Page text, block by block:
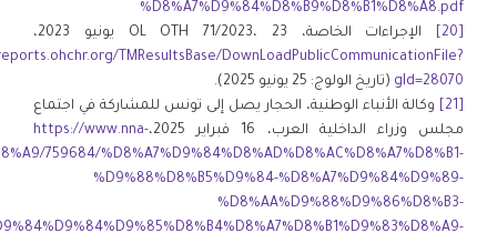
%D8%A7%D9%84%D8%B9%D8%B1%D8%A8.pdf
[20]
الإجراءات الخاصة، OL OTH 71/2023، 23 يونيو 2023،
TMResultsBase/DownLoadPublicCommunicationFile?
gId=28070 (تاريخ الولوج: 25 يونيو 2025).
[21]
وكالة الأنباء الوطنية، الحجار يصل إلى تونس للمشاركة في اجتماع
مجلس وزراء الداخلية العرب، 16 فبراير 2025،
https://www.nna-
759684/%D8%A7%D9%84%D8%AD%D8%AC%D8%A7%D8%B1-
%D9%88%D8%B5%D9%84-%D8%A7%D9%84%D9%89-
%D8%AA%D9%88%D9%86%D8%B3-